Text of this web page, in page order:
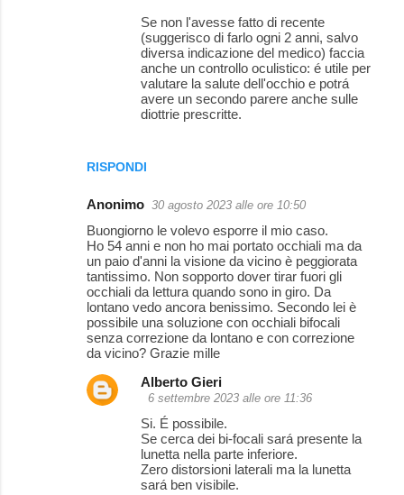
RISPONDI
Se non l'avesse fatto di recente
(suggerisco di farlo ogni 2 anni, salvo
diversa indicazione del medico) faccia
anche un controllo oculistico: é utile per
valutare la salute dell'occhio e potrá
avere un secondo parere anche sulle
diottrie prescritte.
Anonimo 30 agosto 2023 alle ore 10:50
Buongiorno le volevo esporre il mio caso.
Ho 54 anni e non ho mai portato occhiali ma da
un paio d'anni la visione da vicino è peggiorata
tantissimo. Non sopporto dover tirar fuori gli
occhiali da lettura quando sono in giro. Da
lontano vedo ancora benissimo. Secondo lei è
possibile una soluzione con occhiali bifocali
senza correzione da lontano e con correzione
da vicino? Grazie mille
Alberto Gieri
6 settembre 2023 alle ore 11:36
Si. É possibile.
Se cerca dei bi-focali sará presente la
lunetta nella parte inferiore.
Zero distorsioni laterali ma la lunetta
sará ben visibile.